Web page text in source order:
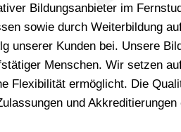
Bildungsanbieter im
sowie durch Weiterbildung
unserer Kunden bei. Unsere
Menschen. Wir setzen
Flexibilität ermöglicht. Die
und Akkreditierungen